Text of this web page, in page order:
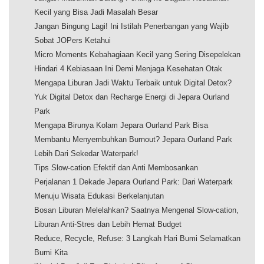
Kecil yang Bisa Jadi Masalah Besar
Jangan Bingung Lagi! Ini Istilah Penerbangan yang Wajib
Sobat JOPers Ketahui
Micro Moments Kebahagiaan Kecil yang Sering Disepelekan
Hindari 4 Kebiasaan Ini Demi Menjaga Kesehatan Otak
Mengapa Liburan Jadi Waktu Terbaik untuk Digital Detox?
Yuk Digital Detox dan Recharge Energi di Jepara Ourland
Park
Mengapa Birunya Kolam Jepara Ourland Park Bisa
Membantu Menyembuhkan Burnout? Jepara Ourland Park
Lebih Dari Sekedar Waterpark!
Tips Slow-cation Efektif dan Anti Membosankan
Perjalanan 1 Dekade Jepara Ourland Park: Dari Waterpark
Menuju Wisata Edukasi Berkelanjutan
Bosan Liburan Melelahkan? Saatnya Mengenal Slow-cation,
Liburan Anti-Stres dan Lebih Hemat Budget
Reduce, Recycle, Refuse: 3 Langkah Hari Bumi Selamatkan
Bumi Kita